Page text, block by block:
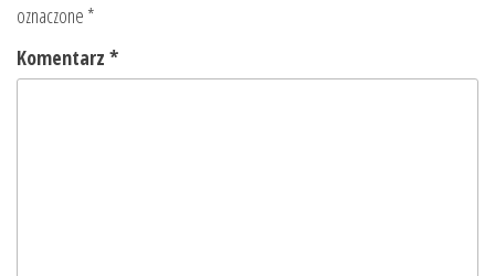
oznaczone *
Komentarz *